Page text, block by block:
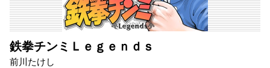
鉄拳チンミＬｅｇｅｎｄｓ
前川たけし